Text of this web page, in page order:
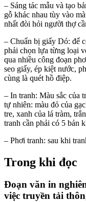
– Sáng tác mẫu và tạo
gỗ khác nhau tùy vào
nhất đòi hỏi người thợ
– Chuẩn bị giấy Dó: để
phải chọn lựa từng loại
qua nhiều công đoạn
seo giấy, ép kiệt nước,
cùng là quét hồ điệp.
– In tranh: Màu sắc của
tự nhiên: màu đỏ của
tre, xanh của lá tràm,
tranh cần phải có 5 bản
– Phơi tranh: sau khi
Trong khi đọc
Đoạn văn in
việc truyền tải